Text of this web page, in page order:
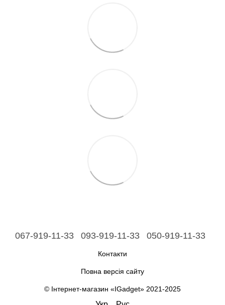
067-919-11-33 093-919-11-33 050-919-11-33
Контакти
Повна версія сайту
© Інтернет-магазин «IGadget» 2021-2025